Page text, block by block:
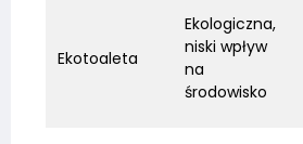
Ekotoaleta
Ekologiczna,
niski wpływ
na
środowisko